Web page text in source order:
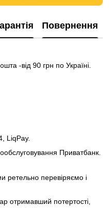
Повернення
-від 90 грн по Україні.
LiqPay.
Приватбанк.
ретельно перевіряємо і
отримавший потертості,